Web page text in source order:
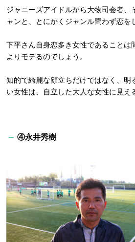
ジャニーズアイドルから大物司会者、
ャンと、とにかくジャンル問わず恋を
下平さん自身恋多き女性であることは
よりモテるのでしょう。
知的で綺麗な顔立ちだけではなく、明
い女性は、自立した大人な女性に見え
④永井秀樹